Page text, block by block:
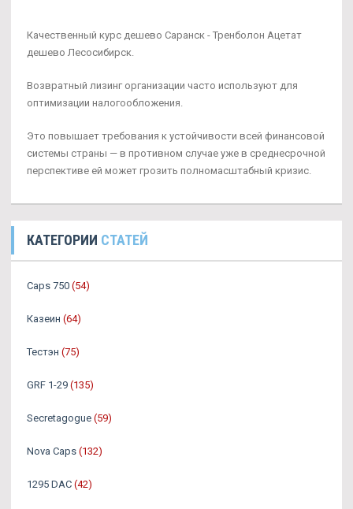
Качественный курс дешево Саранск - Тренболон Ацетат
дешево Лесосибирск.
Возвратный лизинг организации часто используют для
оптимизации налогообложения.
Это повышает требования к устойчивости всей финансовой
системы страны — в противном случае уже в среднесрочной
перспективе ей может грозить полномасштабный кризис.
КАТЕГОРИИ СТАТЕЙ
Caps 750 (54)
Казеин (64)
Тестэн (75)
GRF 1-29 (135)
Secretagogue (59)
Nova Caps (132)
1295 DAC (42)